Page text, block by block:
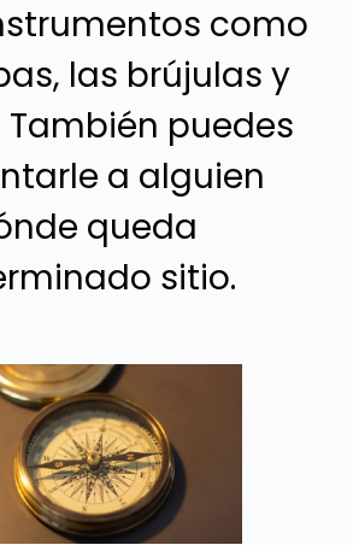
como
las brújulas y
También puedes
a alguien
queda
sitio.